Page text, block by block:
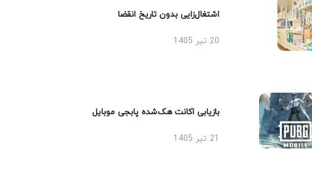
اشتغال‌زایی بدون تاریخ انقضا
20 تیر 1405
بازیابی اکانت هک‌شده پابجی موبایل